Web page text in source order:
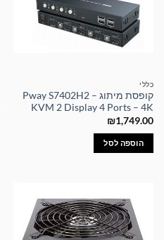
כללי
קופסת מיתוג – Pway S7402H2
KVM 2 Display 4 Ports – 4K
₪1,749.00
הוספה לסל